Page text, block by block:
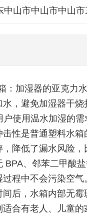
中山市中山市中山
：加湿器的亚克力
，避免加湿器干
使用温水加湿的
性是普通塑料水
降低了漏水风险
BPA、邻苯二甲酸
程中不会污染空
后，水箱内部无
合有老人、儿童